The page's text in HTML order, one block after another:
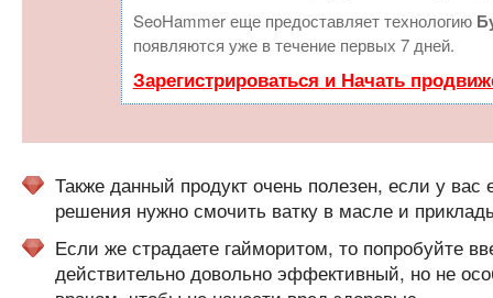
SeoHammer еще предоставляет технологию
появляются уже в течение первых 7 дней.
Зарегистрироваться и Начать
Также данный продукт очень полезен, если у
решения нужно смочить ватку в масле и
Если же страдаете гайморитом, то попробуйте
действительно довольно эффективный, но не